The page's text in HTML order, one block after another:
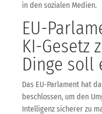
in den sozialen Medien.
EU-
KI-Gesetz
Dinge soll
Das EU-Parlament hat
beschlossen, um den
Intelligenz sicherer zu